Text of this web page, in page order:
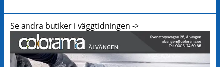
Se andra butiker i väggtidningen ->